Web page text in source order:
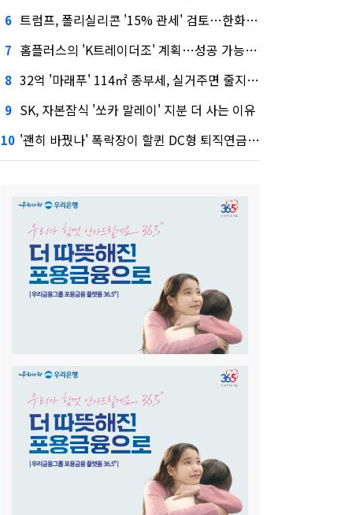
6 트럼프, 폴리실리콘 '15% 관세' 검토…한화큐셀·OCI 영향은?
7 홈플러스의 'K트레이더조' 계획…성공 가능성은 '글쎄'
8 32억 '마래푸' 114㎡ 종부세, 실거주면 줄지만 안 살면 2.5배
9 SK, 자본잠식 '쏘카 말레이' 지분 더 사는 이유
10 '괜히 바꿨나' 폭락장이 할퀸 DC형 퇴직연금…전문가 조언은